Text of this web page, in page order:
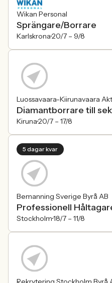
Wikan Personal
Sprängare/Borrare
Karlskrona20/7 – 9/8
Luossavaara-Kiirunavaara
Diamantborrare till
Kiruna20/7 – 17/8
5 dagar kvar
Bemanning Sverige Byrå AB
Professionell
Stockholm18/7 – 11/8